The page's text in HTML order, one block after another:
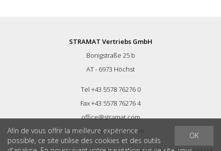
STRAMAT Vertriebs GmbH
Bonigstraße 25 b
AT - 6973 Höchst
Tel +43 5578 76276 0
Fax +43 5578 76276 4
office@stramat.com
http://www.stramat.com
OK
Afin de vous offrir la meilleure expérience
possible, ce site utilise des cookies et des outils